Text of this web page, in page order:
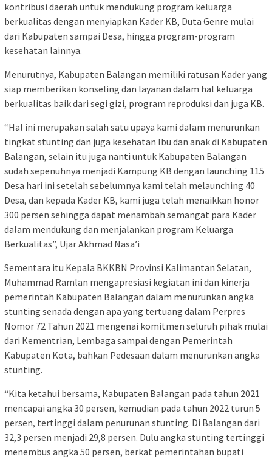
kontribusi daerah untuk mendukung program keluarga
berkualitas dengan menyiapkan Kader KB, Duta Genre mulai
dari Kabupaten sampai Desa, hingga program-program
kesehatan lainnya.
Menurutnya, Kabupaten Balangan memiliki ratusan Kader yang
siap memberikan konseling dan layanan dalam hal keluarga
berkualitas baik dari segi gizi, program reproduksi dan juga KB.
“Hal ini merupakan salah satu upaya kami dalam menurunkan
tingkat stunting dan juga kesehatan Ibu dan anak di Kabupaten
Balangan, selain itu juga nanti untuk Kabupaten Balangan
sudah sepenuhnya menjadi Kampung KB dengan launching 115
Desa hari ini setelah sebelumnya kami telah melaunching 40
Desa, dan kepada Kader KB, kami juga telah menaikkan honor
300 persen sehingga dapat menambah semangat para Kader
dalam mendukung dan menjalankan program Keluarga
Berkualitas”, Ujar Akhmad Nasa’i
Sementara itu Kepala BKKBN Provinsi Kalimantan Selatan,
Muhammad Ramlan mengapresiasi kegiatan ini dan kinerja
pemerintah Kabupaten Balangan dalam menurunkan angka
stunting senada dengan apa yang tertuang dalam Perpres
Nomor 72 Tahun 2021 mengenai komitmen seluruh pihak mulai
dari Kementrian, Lembaga sampai dengan Pemerintah
Kabupaten Kota, bahkan Pedesaan dalam menurunkan angka
stunting.
“Kita ketahui bersama, Kabupaten Balangan pada tahun 2021
mencapai angka 30 persen, kemudian pada tahun 2022 turun 5
persen, tertinggi dalam penurunan stunting. Di Balangan dari
32,3 persen menjadi 29,8 persen. Dulu angka stunting tertinggi
menembus angka 50 persen, berkat pemerintahan bupati